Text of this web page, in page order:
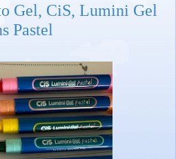
Gel, CiS, Lumini Gel
Pastel